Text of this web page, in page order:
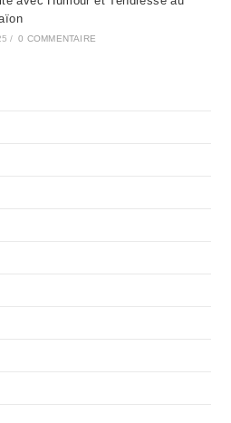
/ 0 COMMENTAIRE